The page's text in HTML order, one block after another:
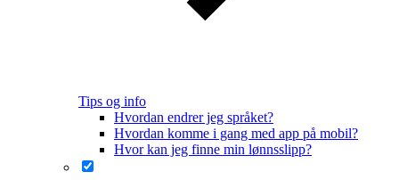
Tips og info
Hvordan endrer jeg språket?
Hvordan komme i gang med app på mobil?
Hvor kan jeg finne min lønnsslipp?